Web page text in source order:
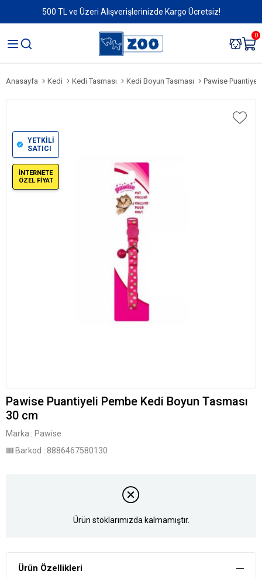
500 TL ve Üzeri Alışverişlerinizde Kargo Ücretsiz!
0
Anasayfa Kedi Kedi Tasması Kedi Boyun Tasması Pawise
YETKİLİ
SATICI
İNTERNETE
ÖZEL FİYAT
Pawise Puantiyeli Pembe Kedi Boyun Tasması
30 cm
Marka : Pawise
Barkod : 8886467580130
Ürün stoklarımızda kalmamıştır.
Ürün Özellikleri